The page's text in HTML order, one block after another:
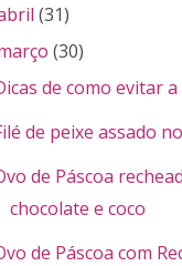
(31)
(30)
de como evitar
de peixe assado
de Páscoa
chocolate e coco
de Páscoa com